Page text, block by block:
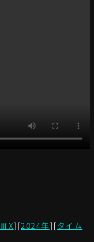
ⅢX][2024年][タイム